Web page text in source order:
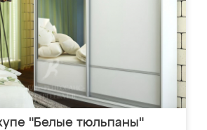
"Белые тюльпаны"